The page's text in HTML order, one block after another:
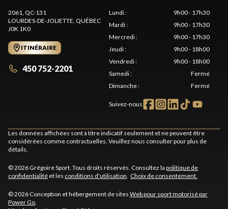
2061, QC-131
LOURDES-DE-JOLIETTE, QUÉBEC
J0K 1K0
ITINÉRAIRE
450 752-2201
Lundi:
9h00 - 17h30
Mardi:
9h00 - 17h30
Mercredi:
9h00 - 17h30
Jeudi:
9h00 - 18h00
Vendredi:
9h00 - 18h00
Samedi:
Fermé
Dimanche: Fermé
Suivez-nous
Les données affichées sont à titre indicatif seulement et ne peuvent être
considérées comme contractuelles. Veuillez nous consulter pour plus de
détails.
© 2026 Grégoire Sport. Tous droits réservés. Consultez la politique de
confidentialité et les conditions d'utilisation. Choix de consentement.
© 2026 Conception et hébergement de sites Web pour sport motorisé par
Power Go.